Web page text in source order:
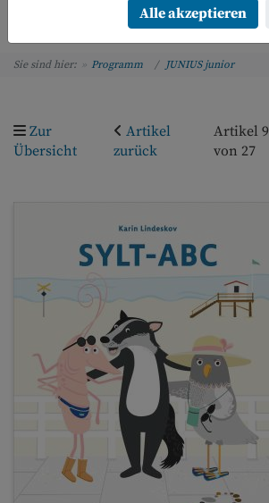
Alle akzeptieren
Sie sind hier: Programm JUNIUS junior
Zur
Übersicht
Artikel
zurück
Artikel 9
von 27